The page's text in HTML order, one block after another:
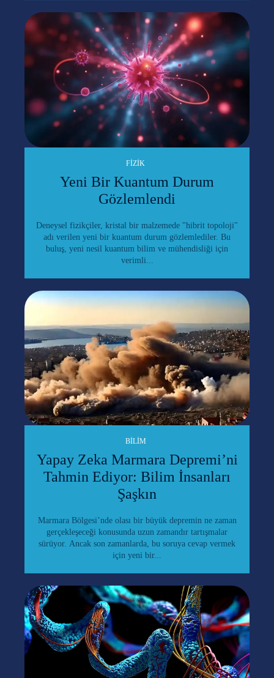
FIZIK
Yeni Bir Kuantum Durum
Gözlemlendi
Deneysel fizikçiler, kristal bir malzemede "hibrit topoloji"
adı verilen yeni bir kuantum durum gözlemlediler. Bu
buluş, yeni nesil kuantum bilim ve mühendisliği için
verimli...
BILIM
Yapay Zeka Marmara Depremi’ni
Tahmin Ediyor: Bilim İnsanları
Şaşkın
Marmara Bölgesi’nde olası bir büyük depremin ne zaman
gerçekleşeceği konusunda uzun zamandır tartışmalar
sürüyor. Ancak son zamanlarda, bu soruya cevap vermek
için yeni bir...